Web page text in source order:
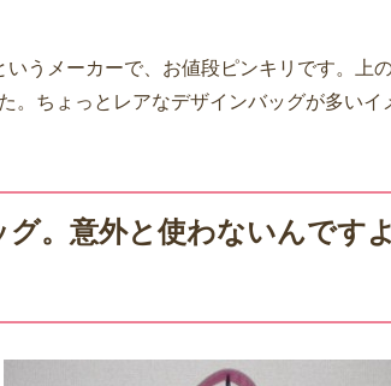
うメーカーで、お値段ピンキリです。上
。ちょっとレアなデザインバッグが多いイ
グ。意外と使わないんです